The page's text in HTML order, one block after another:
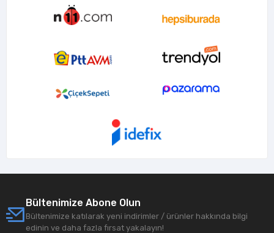
Bültenimize Abone Olun
Bültenimize katılarak yeni indirimler / ürünler hakkında bilgi
edinin ve daha fazla fırsat yakalayın!